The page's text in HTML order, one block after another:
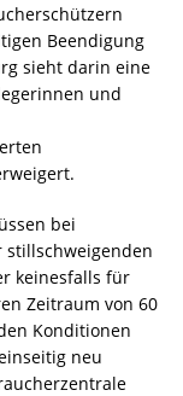
Beendigung
sieht darin eine
und
bei
keinesfalls für
Zeitraum von 60
Konditionen
neu